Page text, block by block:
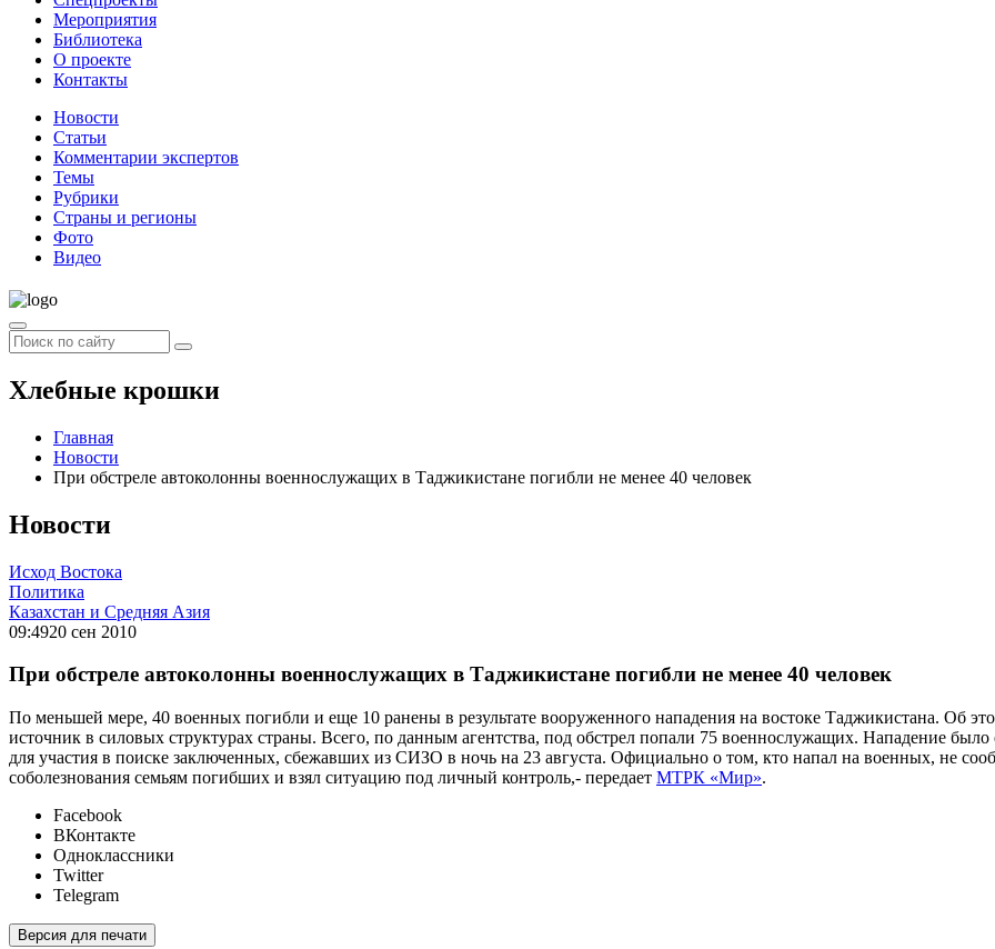
Мероприятия
Библиотека
О проекте
Контакты
Новости
Статьи
Комментарии экспертов
Темы
Рубрики
Страны и регионы
Фото
Видео
Хлебные крошки
Главная
Новости
При обстреле автоколонны военнослужащих в Таджикистане погибли не менее 40 человек
Новости
Исход Востока
Политика
Казахстан и Средняя Азия
09:4920 сен 2010
При обстреле автоколонны военнослужащих в Таджикистане погибли не менее 40 человек
По меньшей мере, 40 военных погибли и еще 10 ранены в результате вооруженного нападения на востоке Таджикистана. Об
источник в силовых структурах страны. Всего, по данным агентства, под обстрел попали 75 военнослужащих. Нападение
для участия в поиске заключенных, сбежавших из СИЗО в ночь на 23 августа. Официально о том, кто напал на военных, не
соболезнования семьям погибших и взял ситуацию под личный контроль,- передает МТРК «Мир».
Facebook
ВКонтакте
Одноклассники
Twitter
Telegram
Версия для печати